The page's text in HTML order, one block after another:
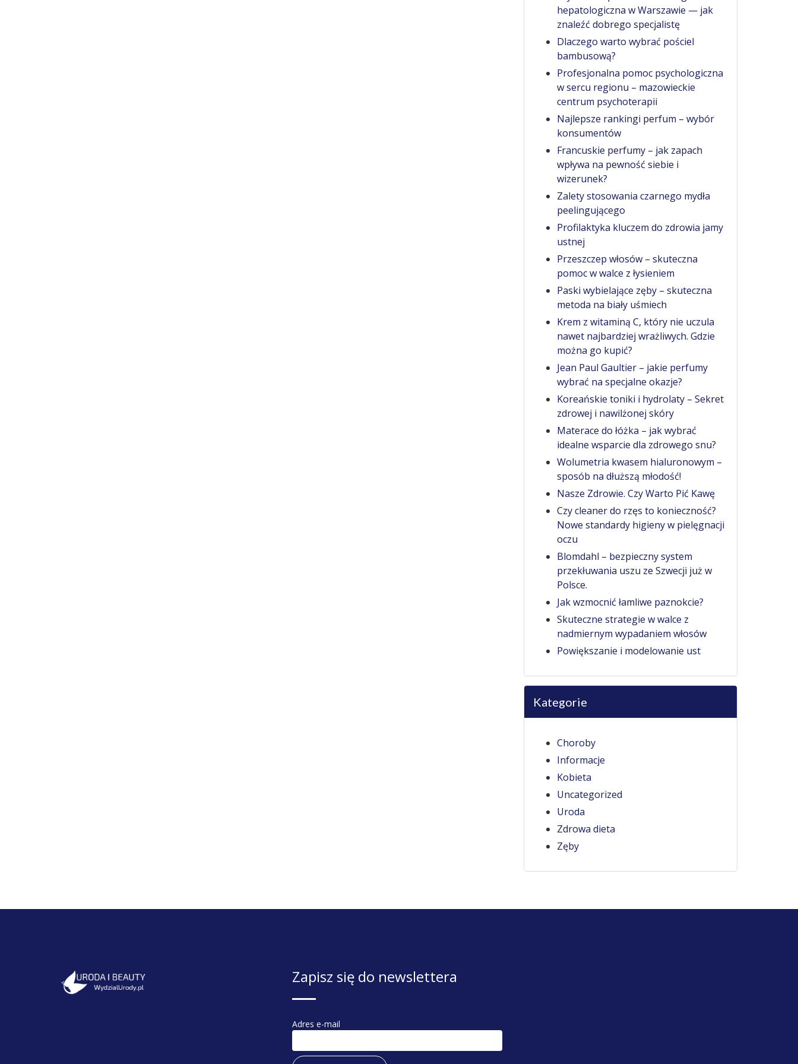
hepatologiczna w Warszawie — jak
znaleźć dobrego specjalistę
Dlaczego warto wybrać pościel
bambusową?
Profesjonalna pomoc psychologiczna
w sercu regionu – mazowieckie
centrum psychoterapii
Najlepsze rankingi perfum – wybór
konsumentów
Francuskie perfumy – jak zapach
wpływa na pewność siebie i
wizerunek?
Zalety stosowania czarnego mydła
peelingującego
Profilaktyka kluczem do zdrowia jamy
ustnej
Przeszczep włosów – skuteczna
pomoc w walce z łysieniem
Paski wybielające zęby – skuteczna
metoda na biały uśmiech
Krem z witaminą C, który nie uczula
nawet najbardziej wrażliwych. Gdzie
można go kupić?
Jean Paul Gaultier – jakie perfumy
wybrać na specjalne okazje?
Koreańskie toniki i hydrolaty – Sekret
zdrowej i nawilżonej skóry
Materace do łóżka – jak wybrać
idealne wsparcie dla zdrowego snu?
Wolumetria kwasem hialuronowym –
sposób na dłuższą młodość!
Nasze Zdrowie. Czy Warto Pić Kawę
Czy cleaner do rzęs to konieczność?
Nowe standardy higieny w pielęgnacji
oczu
Blomdahl – bezpieczny system
przekłuwania uszu ze Szwecji już w
Polsce.
Jak wzmocnić łamliwe paznokcie?
Skuteczne strategie w walce z
nadmiernym wypadaniem włosów
Powiększanie i modelowanie ust
Kategorie
Choroby
Informacje
Kobieta
Uncategorized
Uroda
Zdrowa dieta
Zęby
Zapisz się do newslettera
Adres e-mail